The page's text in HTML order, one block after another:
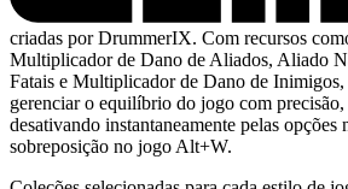
criadas por DrummerIX. Com recursos
Multiplicador de Dano de Aliados, Aliado
Fatais e Multiplicador de Dano de
gerenciar o equilíbrio do jogo com
desativando instantaneamente pelas opções
sobreposição no jogo Alt+W.